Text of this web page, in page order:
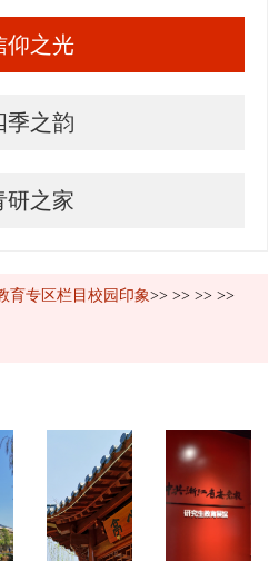
仰之光
季之韵
研之家
>>
育 >>
专区栏目 >>
校园印象 >>